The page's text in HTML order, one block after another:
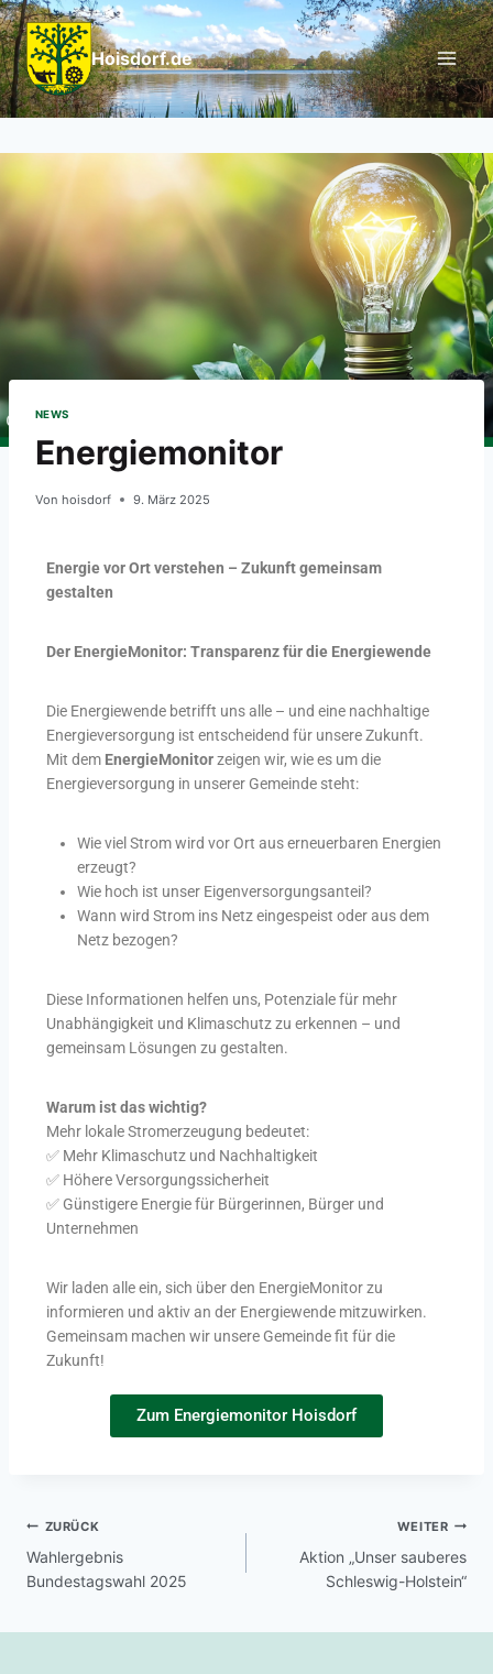
Hoisdorf.de
NEWS
Energiemonitor
Von hoisdorf 9. März 2025
Energie vor Ort verstehen – Zukunft gemeinsam
gestalten
Der EnergieMonitor: Transparenz für die Energiewende
Die Energiewende betrifft uns alle – und eine nachhaltige
Energieversorgung ist entscheidend für unsere Zukunft.
Mit dem EnergieMonitorzeigen wir, wie es um die
Energieversorgung in unserer Gemeinde steht:
Wie viel Strom wird vor Ort aus erneuerbaren Energien
erzeugt?
Wie hoch ist unser Eigenversorgungsanteil?
Wann wird Strom ins Netz eingespeist oder aus dem
Netz bezogen?
Diese Informationen helfen uns, Potenziale für mehr
Unabhängigkeit und Klimaschutz zu erkennen – und
gemeinsam Lösungen zu gestalten.
Warum ist das wichtig?
Mehr lokale Stromerzeugung bedeutet:
✅ Mehr Klimaschutz und Nachhaltigkeit
✅ Höhere Versorgungssicherheit
✅ Günstigere Energie für Bürgerinnen, Bürger und
Unternehmen
Wir laden alle ein, sich über den EnergieMonitor zu
informieren und aktiv an der Energiewende mitzuwirken.
Gemeinsam machen wir unsere Gemeinde fit für die
Zukunft!
Zum Energiemonitor Hoisdorf
ZURÜCK
Wahlergebnis
Bundestagswahl 2025
WEITER
Aktion „Unser sauberes
Schleswig-Holstein“